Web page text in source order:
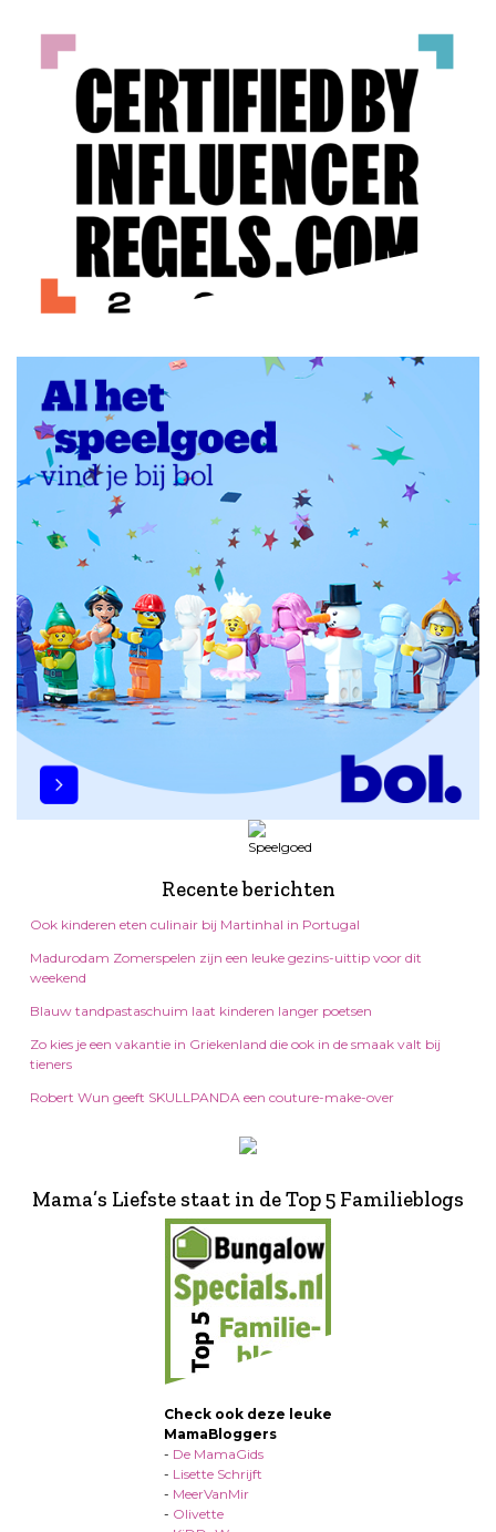
Recente berichten
Ook kinderen eten culinair bij Martinhal in Portugal
Madurodam Zomerspelen zijn een leuke gezins-uittip voor dit
weekend
Blauw tandpastaschuim laat kinderen langer poetsen
Zo kies je een vakantie in Griekenland die ook in de smaak valt bij
tieners
Robert Wun geeft SKULLPANDA een couture-make-over
Mama’s Liefste staat in de Top 5 Familieblogs
Check ook deze leuke
MamaBloggers
- De MamaGids
- Lisette Schrijft
- MeerVanMir
- Olivette